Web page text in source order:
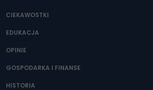
CIEKAWOSTKI
EDUKACJA
OPINIE
GOSPODARKA I FINANSE
HISTORIA